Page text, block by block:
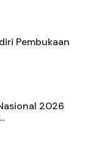
Pembukaan
2026